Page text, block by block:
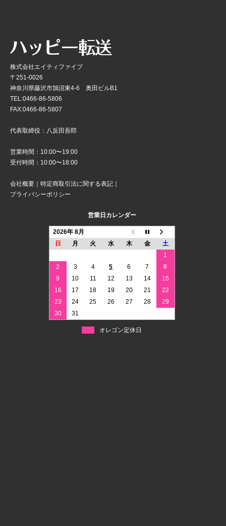
株式会社エイティファイブ
〒251-0026
神奈川県藤沢市鵠沼東4-6 奥田ビルB1
TEL:0466-86-5806
FAX:0466-86-5807
代表取締役：八反田吾郎
営業時間：10:00〜19:00
受付時間：10:00〜18:00
会社概要 ｜ 特定商取引法に関する表記 ｜
プライバシーポリシー
営業日カレンダー
2026年 8月
日
月 火 水 木 金
土
1
2
3 4 5 6 7
8
9
10 11 12 13 14
15
16
17 18 19 20 21
22
23
24 25 26 27 28
29
30
31
オレゴン定休日